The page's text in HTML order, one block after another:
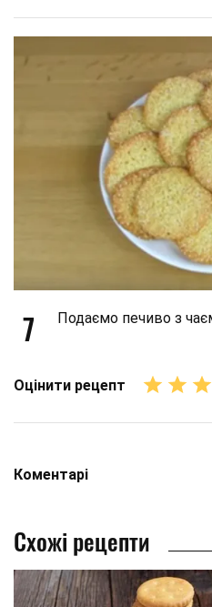
7 Подаємо печиво з
Оцінити рецепт
Коментарі
Схожі рецепти